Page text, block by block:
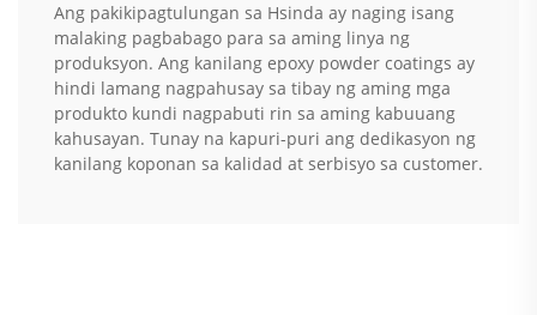
Ang pakikipagtulungan sa Hsinda ay naging isang
malaking pagbabago para sa aming linya ng
produksyon. Ang kanilang epoxy powder coatings ay
hindi lamang nagpahusay sa tibay ng aming mga
produkto kundi nagpabuti rin sa aming kabuuang
kahusayan. Tunay na kapuri-puri ang dedikasyon ng
kanilang koponan sa kalidad at serbisyo sa customer.